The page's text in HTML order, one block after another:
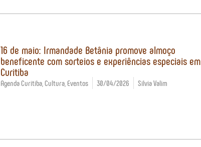
16 de maio: Irmandade Betânia promove almoço
beneficente com sorteios e experiências especiais em
Curitiba
Agenda Curitiba, Cultura, Eventos 30/04/2026 Silvia Valim